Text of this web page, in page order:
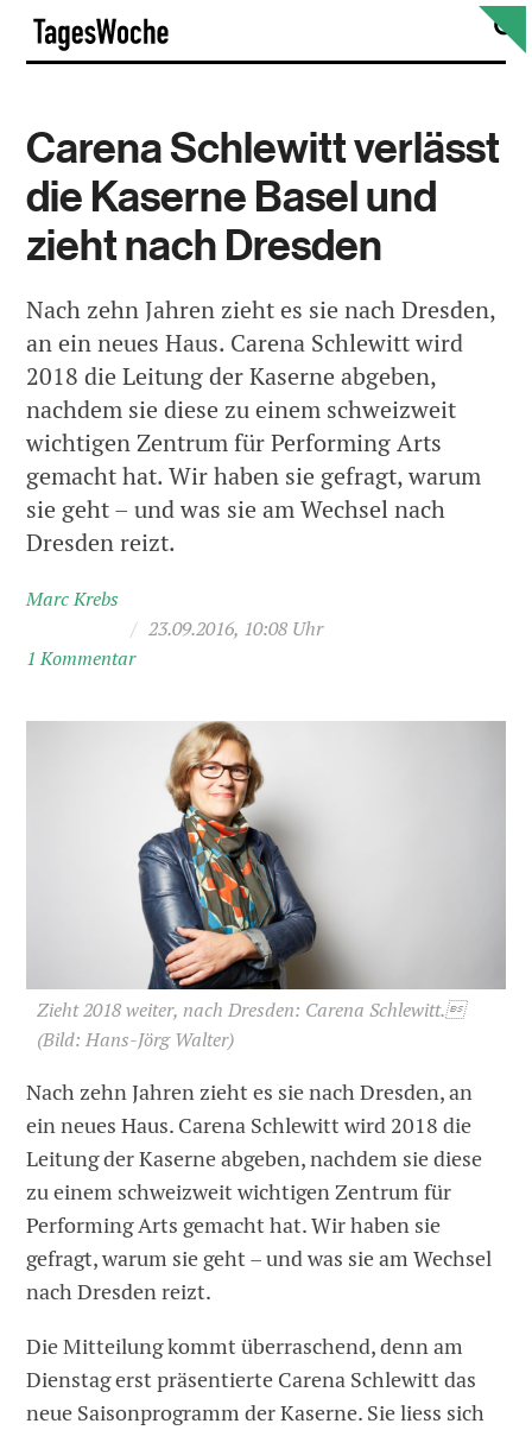
Skip
content
Carena Schlewitt verlässt
die Kaserne Basel und
zieht nach Dresden
Nach zehn Jahren zieht es sie nach Dresden,
an ein neues Haus. Carena Schlewitt wird
2018 die Leitung der Kaserne abgeben,
nachdem sie diese zu einem schweizweit
wichtigen Zentrum für Performing Arts
gemacht hat. Wir haben sie gefragt, warum
sie geht – und was sie am Wechsel nach
Dresden reizt.
Marc Krebs
/ 23.09.2016, 10:08 Uhr
1 Kommentar
Zieht 2018 weiter, nach Dresden: Carena Schlewitt.
(Bild: Hans-Jörg Walter)
Nach zehn Jahren zieht es sie nach Dresden, an
ein neues Haus. Carena Schlewitt wird 2018 die
Leitung der Kaserne abgeben, nachdem sie diese
zu einem schweizweit wichtigen Zentrum für
Performing Arts gemacht hat. Wir haben sie
gefragt, warum sie geht – und was sie am Wechsel
nach Dresden reizt.
Die Mitteilung kommt überraschend, denn am
Dienstag erst präsentierte Carena Schlewitt das
neue Saisonprogramm der Kaserne. Sie liess sich